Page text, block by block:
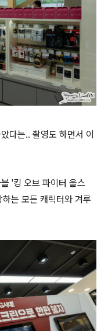
다는.. 촬영도 하면서 이
'킹 오브 파이터 올스
는 모든 캐릭터와 겨루